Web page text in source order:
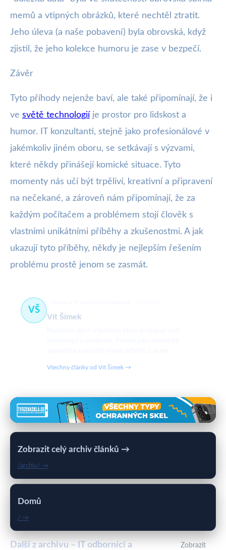
memů a vtipných obrázků, které nechtěl ztratit.
Jeho úleva (a naše pobavení) byla obrovská, když
zjistil, že jeho kolekce humoru je zase v bezpečí.
Závěr
Tyto příhody nejenže baví, ale také připomínají, že i
ve světě technologií je prostor pro lidskost a
humor. IT konzultanti, stejně jako profesionálové v
jakémkoliv jiném oboru, se setkávají s výzvami,
které někdy přinášejí komické situace. Tyto
momenty nás učí být trpěliví, kreativní a připravení
na nečekané, a zároveň nám připomínají, že za
každým počítačem a problémem stojí člověk s
vlastními unikátními příběhy a zkušenostmi. A jak
ukazují tyto příběhy, někdy je nejlepším řešením
problému prostě jenom se zasmát.
VŠ
Vít Šimek
Všechny články od Vít Šimek →
Zobrazit celý archiv článků →
/archiv/ →
Domů
/ →
Další z archivu – IT odborníci a
Zobrazit